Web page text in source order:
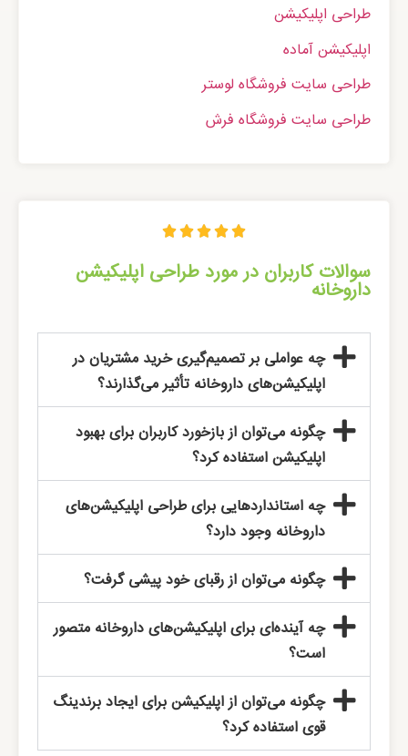
طراحی اپلیکیشن
اپلیکیشن آماده
طراحی سایت فروشگاه لوستر
طراحی سایت فروشگاه فرش




سوالات کاربران در مورد طراحی اپلیکیشن
داروخانه
چه عواملی بر تصمیم‌گیری خرید مشتریان در
اپلیکیشن‌های داروخانه تأثیر می‌گذارند؟
چگونه می‌توان از بازخورد کاربران برای بهبود
اپلیکیشن استفاده کرد؟
چه استانداردهایی برای طراحی اپلیکیشن‌های
داروخانه وجود دارد؟
چگونه می‌توان از رقبای خود پیشی گرفت؟
چه آینده‌ای برای اپلیکیشن‌های داروخانه متصور
است؟
چگونه می‌توان از اپلیکیشن برای ایجاد برندینگ
قوی استفاده کرد؟